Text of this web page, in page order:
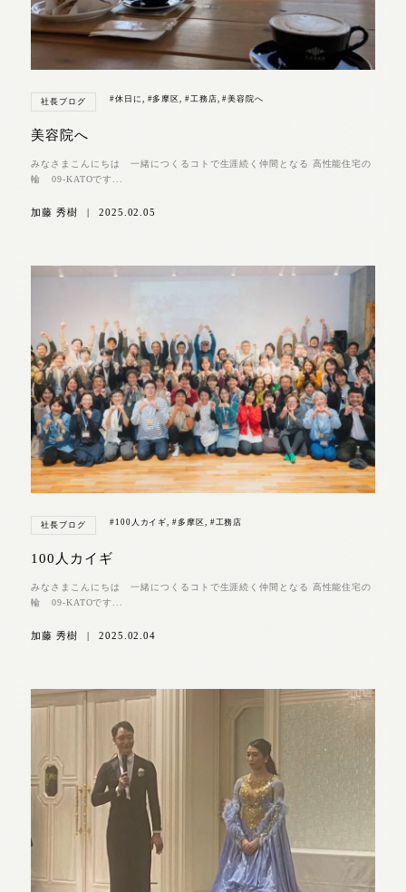
社長ブログ #休日に #多摩区 #工務店 ,#美容院へ
美容院へ
みなさまこんにちは 一緒につくるコトで生涯続く仲間となる 高性能住宅の
輪 09-KATOです...
加藤 秀樹 | 2025.02.05
社長ブログ #100人カイギ ,#多摩区 #工務店
100人カイギ
みなさまこんにちは 一緒につくるコトで生涯続く仲間となる 高性能住宅の
輪 09-KATOです...
加藤 秀樹 | 2025.02.04